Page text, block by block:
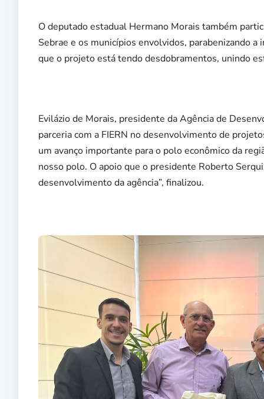
O deputado estadual Hermano Morais também
Sebrae e os municípios envolvidos, parabenizando
que o projeto está tendo desdobramentos, unindo
Evilázio de Morais, presidente da Agência de
parceria com a FIERN no desenvolvimento de
um avanço importante para o polo econômico da
nosso polo. O apoio que o presidente Roberto
desenvolvimento da agência”, finalizou.